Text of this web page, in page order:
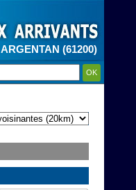
ARGENTAN (61200)
OK